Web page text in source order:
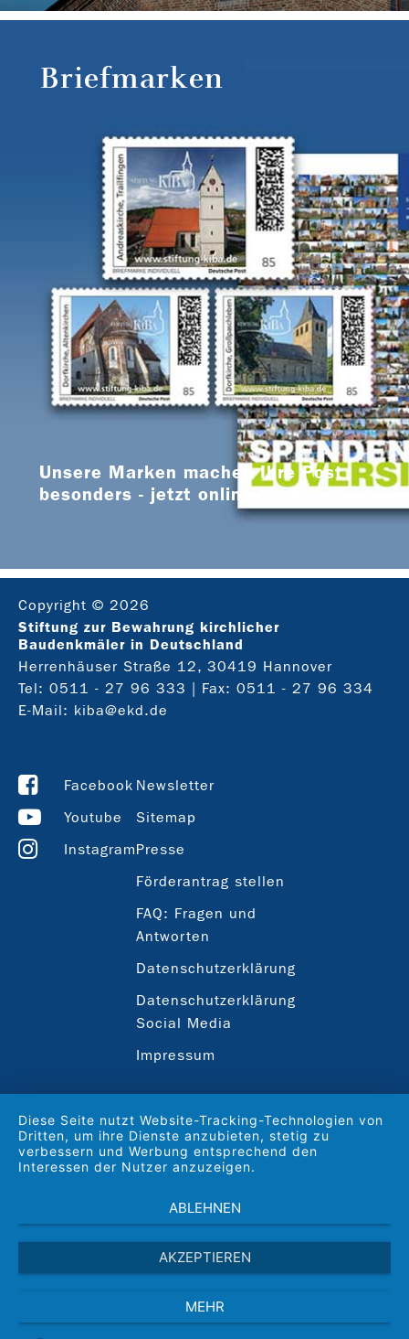
Briefmarken
Unsere Marken machen Ihre Post
besonders - jetzt online bestellen
Copyright © 2026
Stiftung zur Bewahrung kirchlicher
Baudenkmäler in Deutschland
Herrenhäuser Straße 12, 30419 Hannover
Tel: 0511 - 27 96 333 | Fax: 0511 - 27 96 334
E-Mail: kiba@ekd.de
Facebook
Youtube
Instagram
Newsletter
Sitemap
Presse
Förderantrag stellen
FAQ: Fragen und
Antworten
Datenschutzerklärung
Datenschutzerklärung
Social Media
Impressum
Diese Seite nutzt Website-Tracking-Technologien von
Dritten, um ihre Dienste anzubieten, stetig zu
verbessern und Werbung entsprechend den
Interessen der Nutzer anzuzeigen.
ABLEHNEN
AKZEPTIEREN
MEHR